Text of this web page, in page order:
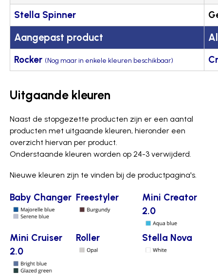
Stella Spinner
Aangepast product
Rocker (Nog maar in enkele kleuren beschikbaar)
Uitgaande kleuren
Naast de stopgezette producten zijn er een aantal
producten met uitgaande kleuren, hieronder een
overzicht hiervan per product.
Onderstaande kleuren worden op 24-3 verwijderd.
Nieuwe kleuren zijn te vinden bij de productpagina's.
Baby Changer Freestyler
Mini Creator
2.0
Mini Cruiser
2.0
Roller Stella Nova